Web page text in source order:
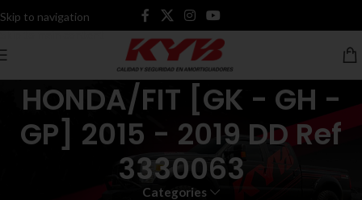
Skip to navigation
Skip to main content
HONDA/FIT [GK - GH -
GP] 2015 - 2019 DD Ref
3330063
Categories